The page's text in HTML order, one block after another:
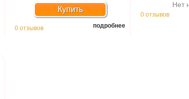
Купить
0 отзывов подробнее
Нет
0 отзывов